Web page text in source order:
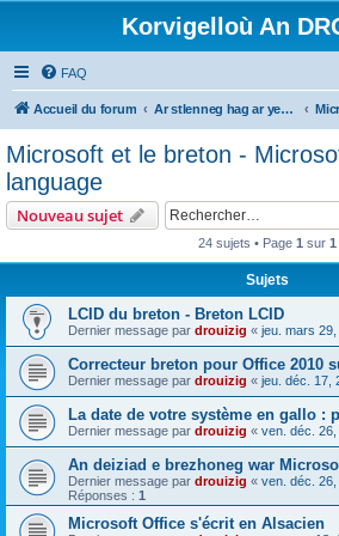
Korvigelloù An
FAQ
Accueil du forum Ar stlenneg hag ar yezhoù bihan er bed a-bezh
Microsoft et le breton -
language
Nouveau sujet
24 sujets • Page 1 sur 1
Sujets
LCID du breton - Breton LCID
Dernier message par drouizig « jeu. mars
Correcteur breton pour Office 2010
Dernier message par drouizig « jeu. déc. 17,
La date de votre système en gallo :
Dernier message par drouizig « ven. déc.
An deiziad e brezhoneg war
Dernier message par drouizig « ven. déc.
Réponses : 1
Microsoft Office s'écrit en Alsacien